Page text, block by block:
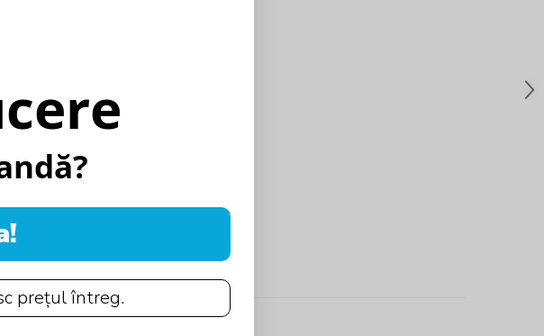
prețul întreg.